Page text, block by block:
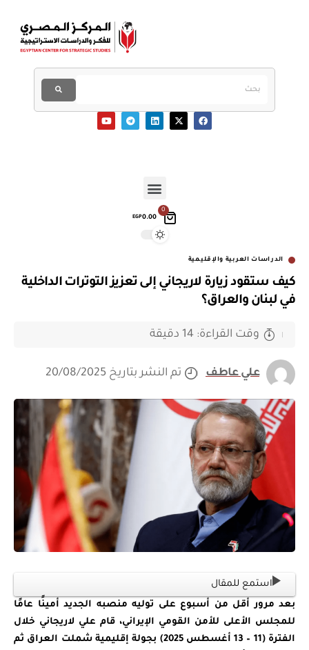
0
EGP0.00
الدراسات العربية والإقليمية
كيف ستقود زيارة لاريجاني إلى تعزيز التوترات الداخلية
في لبنان والعراق؟
علي عاطف تم النشر بتاريخ 20/08/2025
وقت القراءة: 14 دقيقة
استمع للمقال
بعد مرور أقل من أسبوع على توليه منصبه الجديد أمينًا عامًا
للمجلس الأعلى للأمن القومي الإيراني، قام علي لاريجاني خلال
الفترة (11 – 13 أغسطس 2025) بجولة إقليمية شملت العراق ثم